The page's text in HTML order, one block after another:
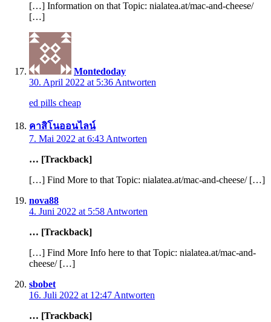
[…] Information on that Topic: nialatea.at/mac-and-cheese/
[…]
Montedoday
30. April 2022 at 5:36 Antworten
ed pills cheap
คาสิโนออนไลน์
7. Mai 2022 at 6:43 Antworten
… [Trackback]
[…] Find More to that Topic: nialatea.at/mac-and-cheese/ […]
nova88
4. Juni 2022 at 5:58 Antworten
… [Trackback]
[…] Find More Info here to that Topic: nialatea.at/mac-and-
cheese/ […]
sbobet
16. Juli 2022 at 12:47 Antworten
… [Trackback]